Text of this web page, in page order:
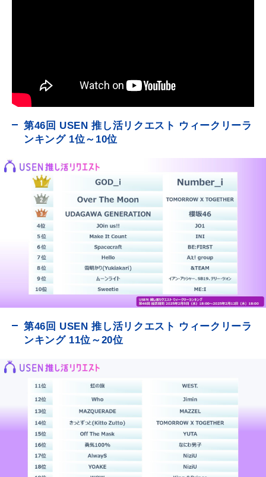
第46回 USEN 推し活リクエスト ウィークリーラ
ンキング 1位～10位
第46回 USEN 推し活リクエスト ウィークリーラ
ンキング 11位～20位